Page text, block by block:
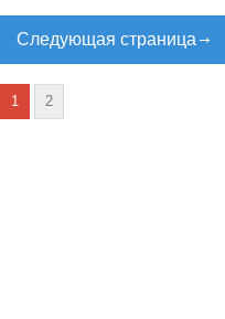
Следующая страница
1 2